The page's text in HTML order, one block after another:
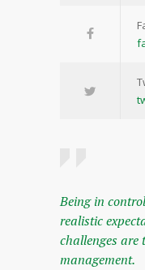
Being in
realistic
challenges are
management.